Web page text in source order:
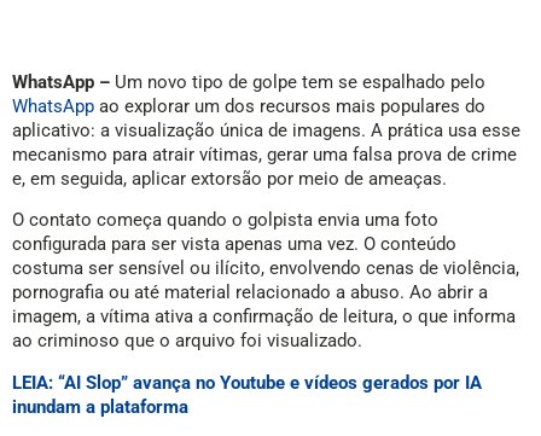
WhatsApp – Um novo tipo de golpe tem se espalhado pelo
WhatsApp ao explorar um dos recursos mais populares do
aplicativo: a visualização única de imagens. A prática usa esse
mecanismo para atrair vítimas, gerar uma falsa prova de crime
e, em seguida, aplicar extorsão por meio de ameaças.
O contato começa quando o golpista envia uma foto
configurada para ser vista apenas uma vez. O conteúdo
costuma ser sensível ou ilícito, envolvendo cenas de violência,
pornografia ou até material relacionado a abuso. Ao abrir a
imagem, a vítima ativa a confirmação de leitura, o que informa
ao criminoso que o arquivo foi visualizado.
LEIA: “AI Slop” avança no Youtube e vídeos gerados por IA
inundam a plataforma